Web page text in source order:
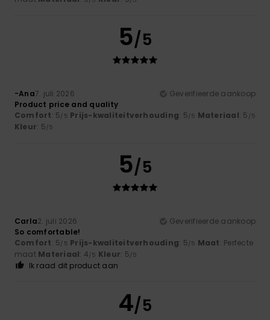
5/5
-Ana7. juli 2026
Geverifieerde aankoop
Product price and quality
Comfort: 5/5 Prijs-kwaliteitverhouding: 5/5 Materiaal: 5 /5
Kleur: 5/5
5/5
Carla2. juli 2026
Geverifieerde aankoop
So comfortable!
Comfort: 5/5 Prijs-kwaliteitverhouding: 5/5 Maat: Perfecte
maat Materiaal: 4/5 Kleur: 5/5
Ik raad dit product aan
4/5